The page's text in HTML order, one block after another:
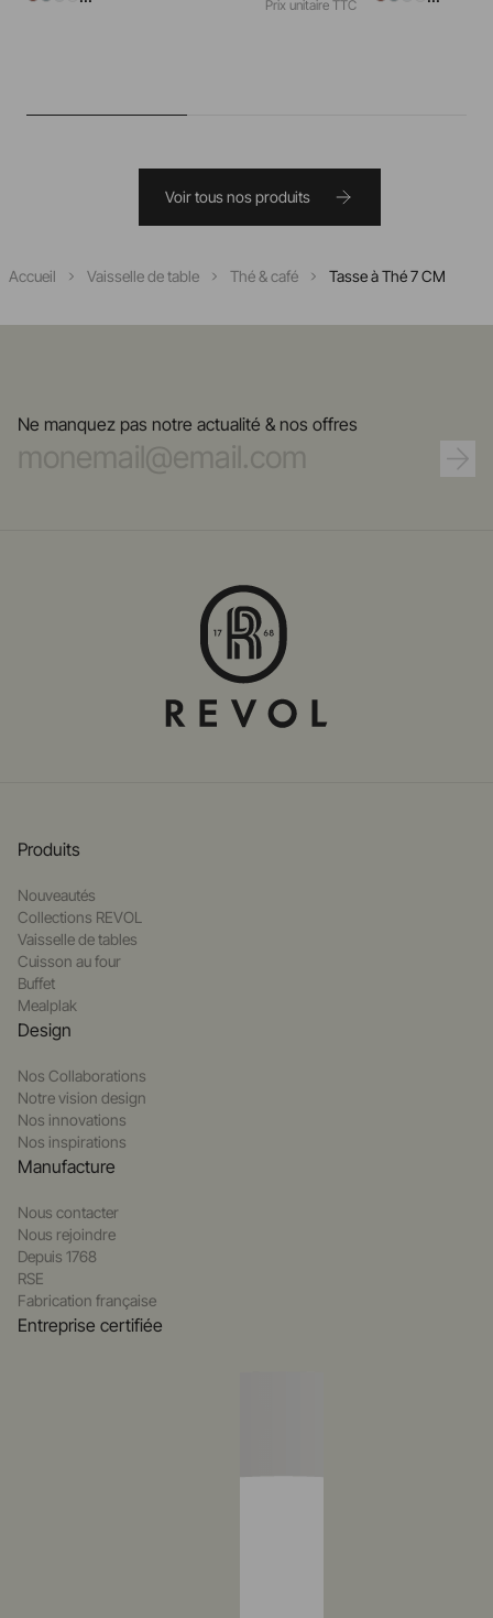
Prix unitaire TTC
Voir tous nos produits
Accueil Vaisselle de table Thé & café Tasse à Thé 7 CM
Ne manquez pas notre actualité & nos offres
Produits
Nouveautés
Collections REVOL
Vaisselle de tables
Cuisson au four
Buffet
Mealplak
Design
Nos Collaborations
Notre vision design
Nos innovations
Nos inspirations
Manufacture
Nous contacter
Nous rejoindre
Depuis 1768
RSE
Fabrication française
Entreprise certifiée